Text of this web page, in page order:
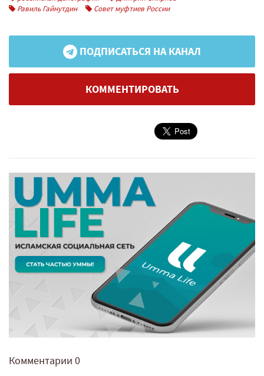
Равиль Гайнутдин
Совет муфтиев России
ПОДПИСАТЬСЯ НА КАНАЛ
КОММЕНТИРОВАТЬ
Комментарии 0